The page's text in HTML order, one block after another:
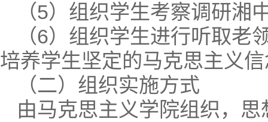
（5）组织学生考察调研湘
（6）组织学生进行听取
培养学生坚定的马克思主义
（二）组织实施方式
由马克思主义学院组织，